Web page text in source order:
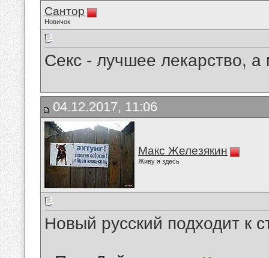
Сантор
Новичок
Секс - лучшее лекарство, а
04.12.2017, 11:06
Макс Железякин
Живу я здесь
Новый русский подходит к